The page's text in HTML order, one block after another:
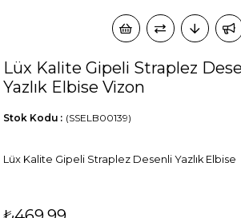
Lüx Kalite Gipeli Straplez
Yazlık Elbise Vizon
(SSELB00139)
Stok Kodu
Lüx Kalite Gipeli Straplez Desenli Yazlık Elbise